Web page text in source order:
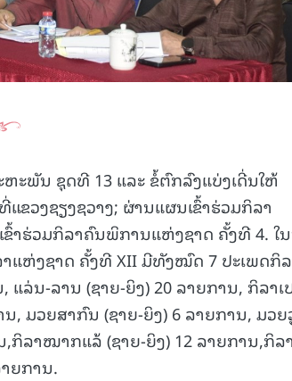
ະພັນ ຊຸດທີ 13 ແລະ ຂໍ້ຕົກລົງແບ່ງເດີ່ນໃຫ້
ວງຊຽງຊວາງ; ຜ່ານແຜນເຂົ້າຮ່ວມກິລາ
າຮ່ວມກິລາຄົນພິການແຫ່ງຊາດ ຄັ້ງທີ 4. ໃ
ແຫ່ງຊາດ ຄັ້ງທີ XII ມີທັງໝົດ 7 ປະເພດກິ
ແລ່ນ-ລານ (ຊາຍ-ຍິງ) 20 ລາຍການ, ກິລາເ
, ມວຍສາກົນ (ຊາຍ-ຍິງ) 6 ລາຍການ, ມວ
,ກິລາໝາກແລ້ (ຊາຍ-ຍິງ) 12 ລາຍການ,ກິລ
ຍການ.